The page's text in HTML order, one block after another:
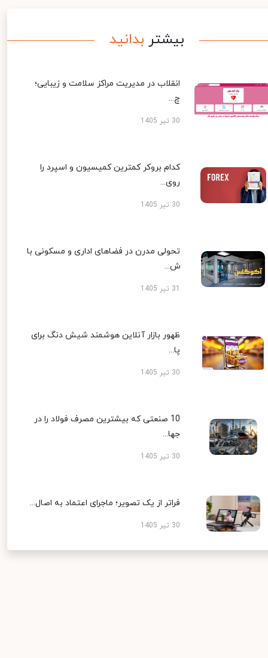
بیشتر بدانید
انقلاب در مدیریت مراکز سلامت و زیبایی؛
چ...
30 تیر 1405
کدام بروکر کمترین کمیسیون و اسپرد را
روی...
30 تیر 1405
تحولی مدرن در فضاهای اداری و مسکونی با
ش...
ظهور بازار آنلاین هوشمند شیش دنگ برای
پا...
30 تیر 1405
10 صنعتی که بیشترین مصرف فولاد را در
جها...
30 تیر 1405
فراتر از یک تصویر؛ ماجرای اعتماد به اصال...
30 تیر 1405